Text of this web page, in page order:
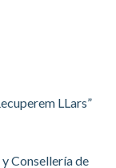
LLars”
Consellería de